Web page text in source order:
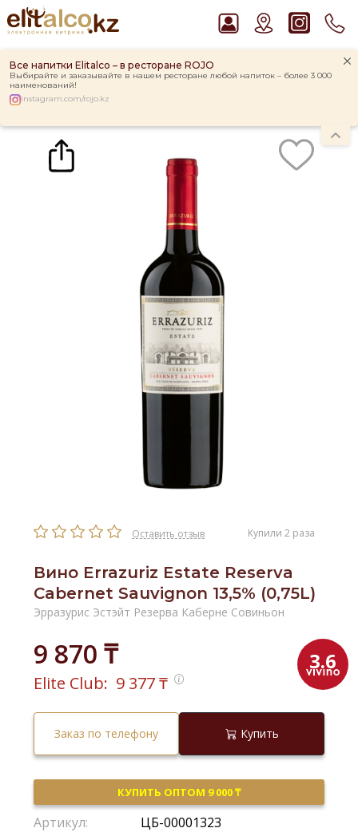
Все напитки Elitalco – в ресторане ROJO
Выбирайте и заказывайте в нашем ресторане любой напиток – более 3 000
наименований!
instagram.com/rojo.kz
Рекомендуем
Водка Smirnoff Red Vodka 37,5%
Виски Talisker 10 YO Malt 45,8% in Box
Джин Gordon`s London Dry Gin 37,5%
Пиво Guinness Draught 4,2% Can
Каталог Вино Вино Errazuriz Estate Reserva Cabernet Sauvignon 13,5% (0,75L)
Оставить отзыв Купили 2 раза
Вино Errazuriz Estate Reserva
Cabernet Sauvignon 13,5% (0,75L)
Эрразурис Эстэйт Резерва Каберне Совиньон
9 870 ₸ 3.6
Elite Club: 9 377₸
Заказ по телефону Купить
КУПИТЬ ОПТОМ 9 000 ₸
Артикул:
ЦБ-00001323